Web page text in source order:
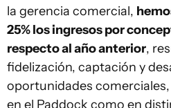
la gerencia comercial,
25% los ingresos por
respecto al año anterior,
fidelización, captación y
oportunidades
en el Paddock como en